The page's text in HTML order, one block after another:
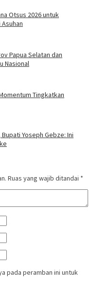
Otsus 2026 untuk
Papua Selatan dan
Nasional
Tingkatkan
Yoseph Gebze: Ini
Ruas yang wajib ditandai *
pada peramban ini untuk